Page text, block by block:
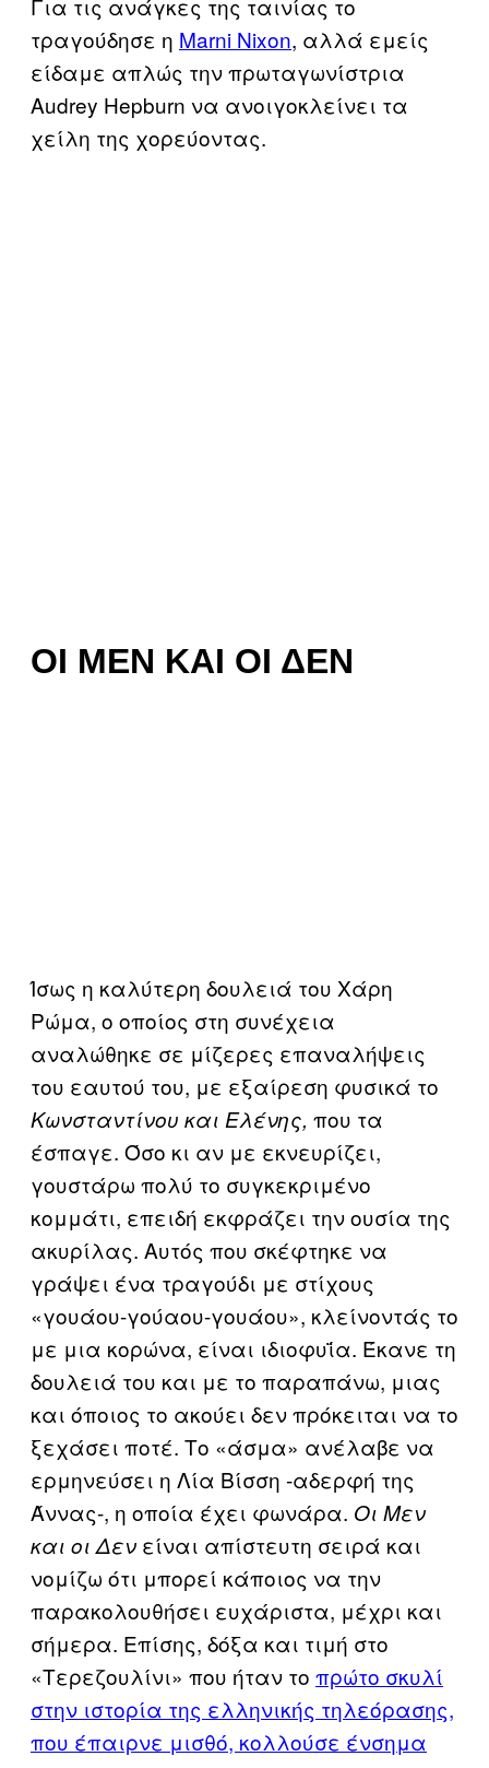
Για τις ανάγκες της ταινίας το
τραγούδησε η Marni Nixon, αλλά εμείς
είδαμε απλώς την πρωταγωνίστρια
Audrey Hepburn να ανοιγοκλείνει τα
χείλη της χορεύοντας.
ΟΙ ΜΕΝ ΚΑΙ ΟΙ ΔΕΝ
Ίσως η καλύτερη δουλειά του Χάρη
Ρώμα, ο οποίος στη συνέχεια
αναλώθηκε σε μίζερες επαναλήψεις
του εαυτού του, με εξαίρεση φυσικά το
Κωνσταντίνου και Ελένης, που τα
έσπαγε. Όσο κι αν με εκνευρίζει,
γουστάρω πολύ το συγκεκριμένο
κομμάτι, επειδή εκφράζει την ουσία της
ακυρίλας. Αυτός που σκέφτηκε να
γράψει ένα τραγούδι με στίχους
«γουάου-γούαου-γουάου», κλείνοντάς το
με μια κορώνα, είναι ιδιοφυΐα. Έκανε τη
δουλειά του και με το παραπάνω, μιας
και όποιος το ακούει δεν πρόκειται να το
ξεχάσει ποτέ. Το «άσμα» ανέλαβε να
ερμηνεύσει η Λία Βίσση -αδερφή της
Άννας-, η οποία έχει φωνάρα. Οι Μεν
και οι Δεν είναι απίστευτη σειρά και
νομίζω ότι μπορεί κάποιος να την
παρακολουθήσει ευχάριστα, μέχρι και
σήμερα. Επίσης, δόξα και τιμή στο
«Τερεζουλίνι» που ήταν το πρώτο σκυλί
στην ιστορία της ελληνικής τηλεόρασης,
που έπαιρνε μισθό, κολλούσε ένσημα